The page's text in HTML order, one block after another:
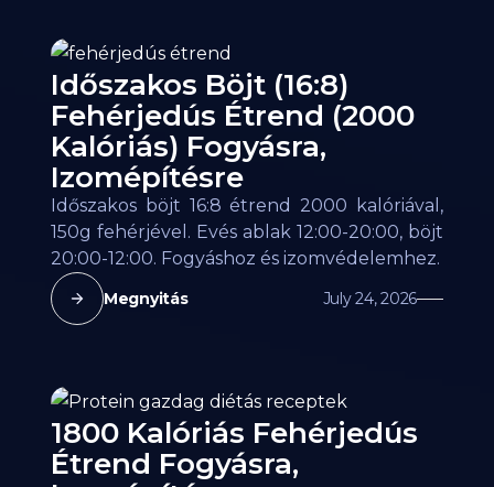
Időszakos Böjt (16:8)
Fehérjedús Étrend (2000
Kalóriás) Fogyásra,
Izomépítésre
Időszakos böjt 16:8 étrend 2000 kalóriával,
150g fehérjével. Evés ablak 12:00-20:00, böjt
20:00-12:00. Fogyáshoz és izomvédelemhez.
Megnyitás July 24, 2026
1800 Kalóriás Fehérjedús
Étrend Fogyásra,